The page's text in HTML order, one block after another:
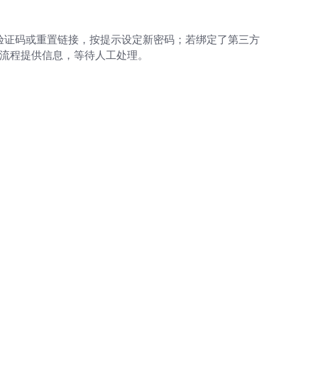
码或重置链接，按提示设定新密码；若绑定了第三方
提供信息，等待人工处理。